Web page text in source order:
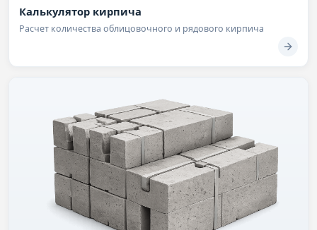
Калькулятор кирпича
Расчет количества облицовочного и рядового кирпича